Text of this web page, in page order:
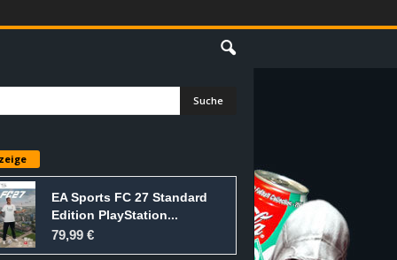
EA Sports FC 27 Standard
Edition PlayStation...
79,99 €